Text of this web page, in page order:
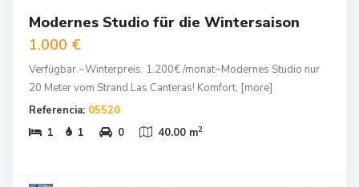
Modernes Studio für die Wintersaison
1.000 €
Verfügbar.~Winterpreis: 1.200€ /monat~Modernes Studio nur
20 Meter vom Strand Las Canteras! Komfort, [more]
Referencia: 05520
1
1 0 40.00 m2